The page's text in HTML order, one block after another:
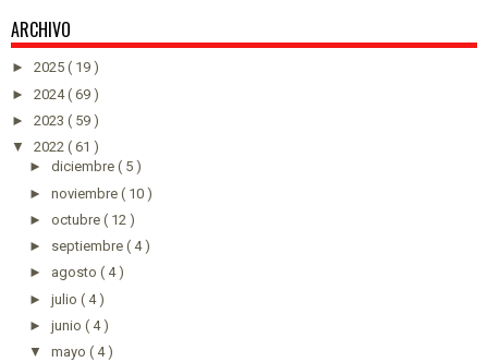
ARCHIVO
► 2025 ( 19 )
► 2024( 69 )
► 2023 ( 59 )
▼ 2022 ( 61 )
► diciembre ( 5 )
► noviembre ( 10 )
► octubre ( 12 )
► septiembre ( 4 )
► agosto ( 4 )
► julio ( 4 )
► junio ( 4 )
▼ mayo ( 4 )